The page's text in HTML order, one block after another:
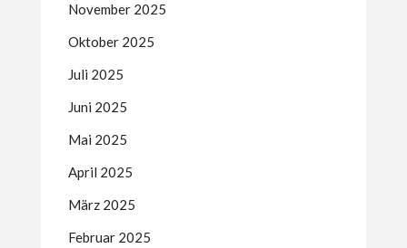
November 2025
Oktober 2025
Juli 2025
Juni 2025
Mai 2025
April 2025
März 2025
Februar 2025